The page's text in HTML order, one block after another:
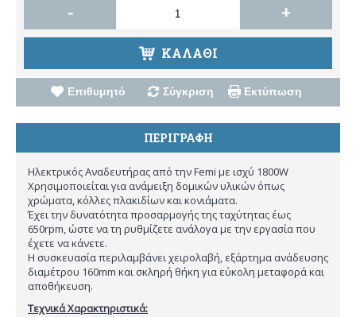
- +
ΚΑΛΆΘΙ
Επιθυμητό Σύγκριση Εκτύπωση
ΠΕΡΙΓΡΑΦΉ
Ηλεκτρικός Αναδευτήρας από την Femi με ισχύ 1800W
Χρησιμοποιείται για ανάμειξη δομικών υλικών όπως
χρώματα, κόλλες πλακιδίων και κονιάματα.
Έχει την δυνατότητα προσαρμογής της ταχύτητας έως
650rpm, ώστε να τη ρυθμίζετε ανάλογα με την εργασία που
έχετε να κάνετε.
Η συσκευασία περιλαμβάνει χειρολαβή, εξάρτημα ανάδευσης
διαμέτρου 160mm και σκληρή θήκη για εύκολη μεταφορά και
αποθήκευση.
Τεχνικά Χαρακτηριστικά: